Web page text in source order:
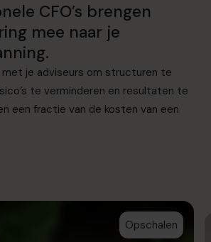
CFO’s brengen
mee naar je
met je adviseurs om structuren te
te verminderen en resultaten te
een fractie van de kosten van een
Opschalen